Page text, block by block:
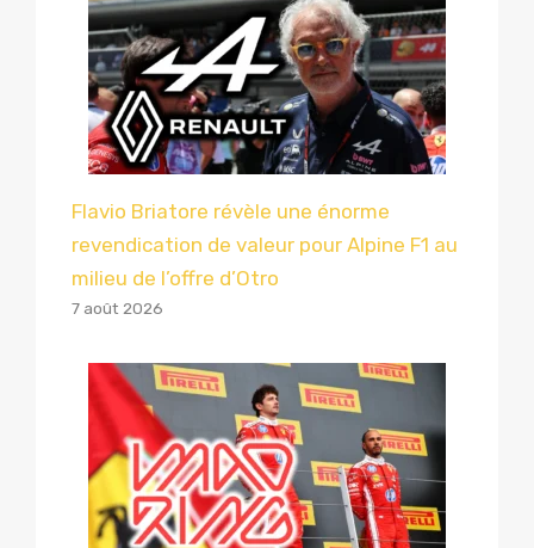
Flavio Briatore révèle une énorme
revendication de valeur pour Alpine F1 au
milieu de l’offre d’Otro
7 août 2026